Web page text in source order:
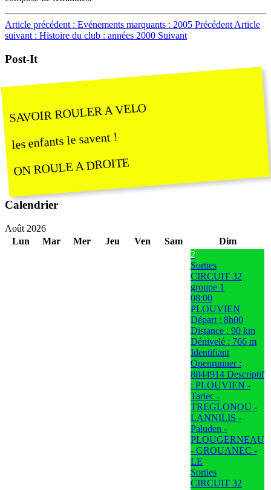
Article précédent : Evénements marquants : 2005 Précédent Article
suivant : Histoire du club : années 2000 Suivant
Post-It
SAVOIR ROULER A VELO
les enfants le savent !
ON ROULE A DROITE
Calendrier
Août 2026
Lun
Mar Mer Jeu Ven Sam Dim
2
Sorties
CIRCUIT 32
groupe 1
08:00
PLOUVIEN
Départ : 8h00
Distance : 90 km
Dénivelé : 766 m
Identifiant
Openrunner :
8844914 Descriptif
: PLOUVIEN -
Tariec -
TREGLONOU -
LANNILIS -
Paluden -
PLOUGERNEAU
- GROUANEC -
LE
Sorties
CIRCUIT 32